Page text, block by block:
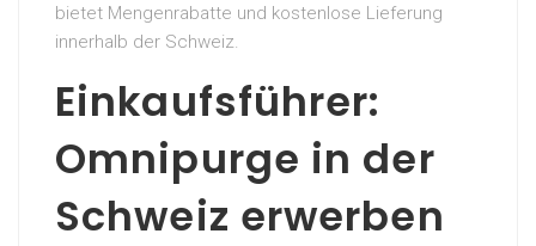
bietet Mengenrabatte und kostenlose Lieferung
innerhalb der Schweiz.
Einkaufsführer:
Omnipurge in der
Schweiz erwerben